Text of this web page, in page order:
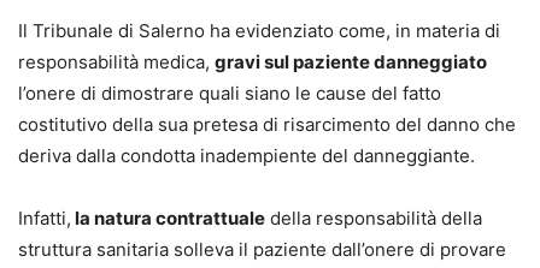
Il Tribunale di Salerno ha evidenziato come, in materia di
responsabilità medica, gravi sul paziente danneggiato
l’onere di dimostrare quali siano le cause del fatto
costitutivo della sua pretesa di risarcimento del danno che
deriva dalla condotta inadempiente del danneggiante.
Infatti, la natura contrattuale della responsabilità della
struttura sanitaria solleva il paziente dall’onere di provare